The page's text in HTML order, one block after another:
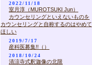
2022/11/18
室月淳（MUROTSUKI Jun）
カウンセリングといえないものを
カウンセリングと自称するのはやめて
ほしい
2019/7/17
産科医募集!!（）
2018/10/24
清涼寺式釈迦像の北限